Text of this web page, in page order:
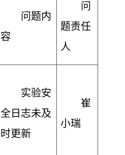
问题内
容
问
题责任
人
实验安
全日志未及
时更新
崔
小瑞